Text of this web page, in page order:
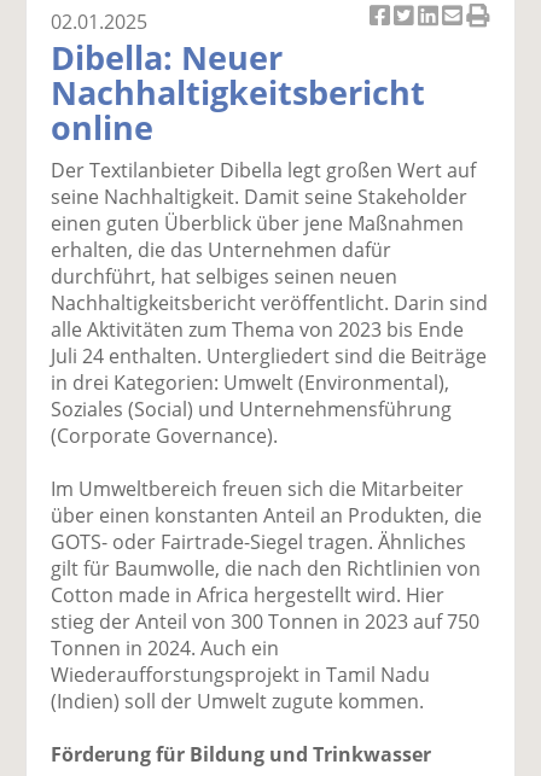
k
uf
F
ac
e
b
o
o
k
te
il
k
wi
tt
er
k
uf
Li
n
di
n
te
il
e
er
E
m
v
er
se
n
d
ru
ck
02.01.2025
Dibella: Neuer
Nachhaltigkeitsbericht
online
Der Textilanbieter Dibella legt großen Wert auf
seine Nachhaltigkeit. Damit seine Stakeholder
einen guten Überblick über jene Maßnahmen
erhalten, die das Unternehmen dafür
durchführt, hat selbiges seinen neuen
Nachhaltigkeitsbericht veröffentlicht. Darin sind
alle Aktivitäten zum Thema von 2023 bis Ende
Juli 24 enthalten. Untergliedert sind die Beiträge
in drei Kategorien: Umwelt (Environmental),
Soziales (Social) und Unternehmensführung
(Corporate Governance).
Im Umweltbereich freuen sich die Mitarbeiter
über einen konstanten Anteil an Produkten, die
GOTS- oder Fairtrade-Siegel tragen. Ähnliches
gilt für Baumwolle, die nach den Richtlinien von
Cotton made in Africa hergestellt wird. Hier
stieg der Anteil von 300 Tonnen in 2023 auf 750
Tonnen in 2024. Auch ein
Wiederaufforstungsprojekt in Tamil Nadu
(Indien) soll der Umwelt zugute kommen.
Förderung für Bildung und Trinkwasser